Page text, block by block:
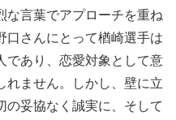
な言葉でアプローチを重ね
口さんにとって楢崎選手は
であり、恋愛対象として意
れません。しかし、壁に立
の妥協なく誠実に、そして